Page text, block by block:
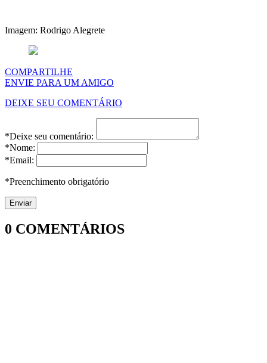
Imagem: Rodrigo Alegrete
COMPARTILHE
ENVIE PARA UM AMIGO
DEIXE SEU COMENTÁRIO
*Deixe seu comentário:
*Nome:
*Email:
*Preenchimento obrigatório
0 COMENTÁRIOS